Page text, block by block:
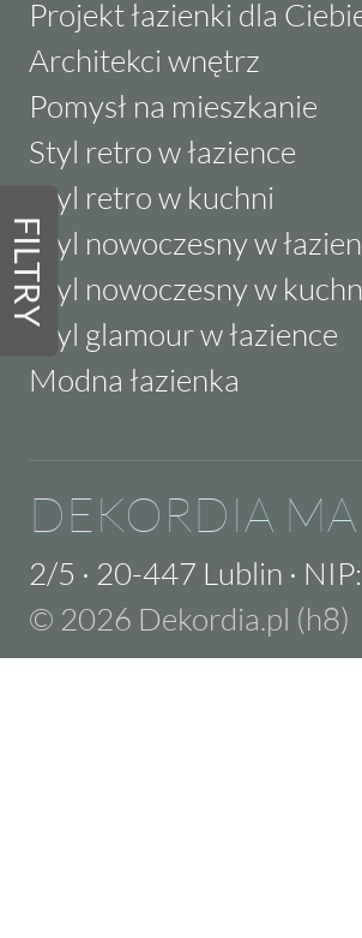
FILTRY
Projekt łazienki dla
Architekci wnętrz
Pomysł na mieszkanie
Styl retro w łazience
Styl retro w kuchni
Styl nowoczesny w
Styl nowoczesny w
Styl glamour w łazience
Modna łazienka
DEKORDIA
2/5 · 20-447 Lublin ·
© 2026 Dekordia.pl (h8)